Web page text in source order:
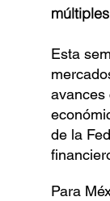
Esta
avances
de la
Para